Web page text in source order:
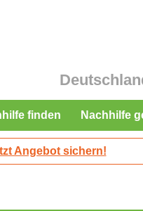
finden Nachhilfe
Angebot sichern!